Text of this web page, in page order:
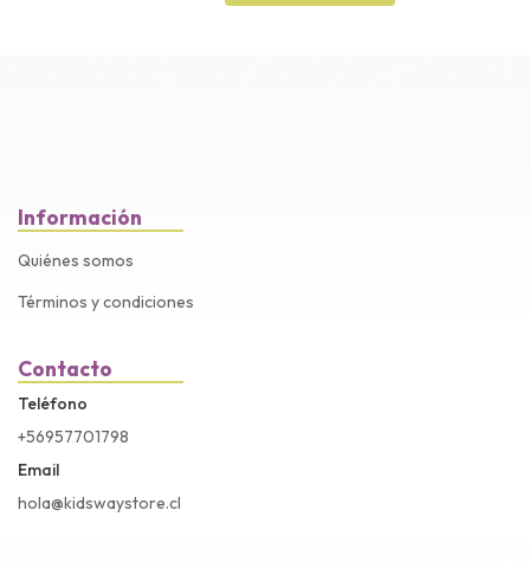
Información
Quiénes somos
Términos y condiciones
Contacto
Teléfono
+56957701798
Email
hola@kidswaystore.cl